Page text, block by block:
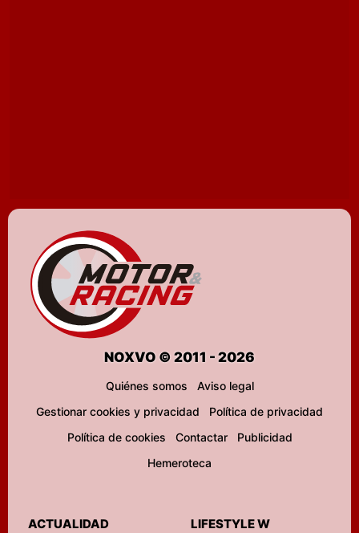
NOXVO © 2011 - 2026
Quiénes somos
Aviso legal
Gestionar cookies y privacidad
Política de privacidad
Política de cookies
Contactar
Publicidad
Hemeroteca
ACTUALIDAD
LIFESTYLE W